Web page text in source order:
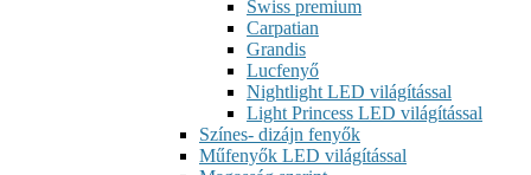
Swiss premium
Carpatian
Grandis
Lucfenyő
Nightlight LED világítással
Light Princess LED világítással
Színes- dizájn fenyők
Műfenyők LED világítással